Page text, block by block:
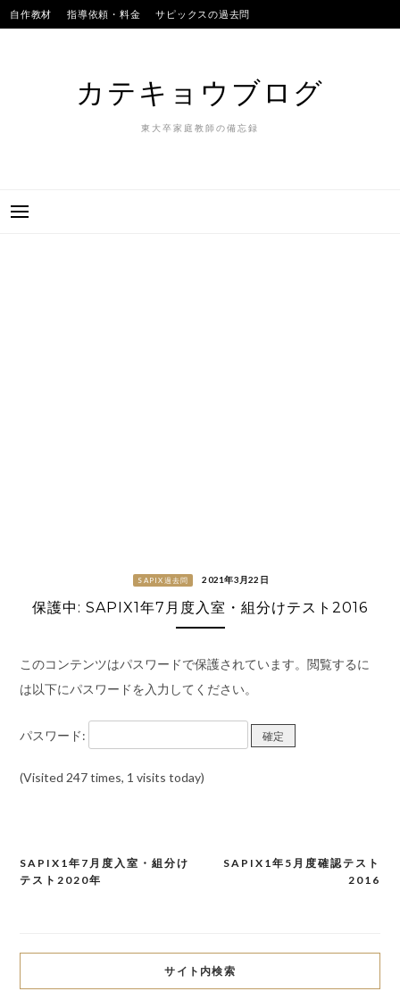
Skip
to
自作教材 指導依頼・料金 サピックスの過去問
カテキョウブログ
東大卒家庭教師の備忘録
SAPIX過去問 2021年3月22日
保護中: SAPIX1年7月度入室・組分けテスト2016
このコンテンツはパスワードで保護されています。閲覧するに
は以下にパスワードを入力してください。
パスワード:
(Visited 247 times, 1 visits today)
投
ビ
ゲ
SAPIX1年5月度確認テスト
2016
SAPIX1年7月度入室・組分け
テスト2020年
サイト内検索